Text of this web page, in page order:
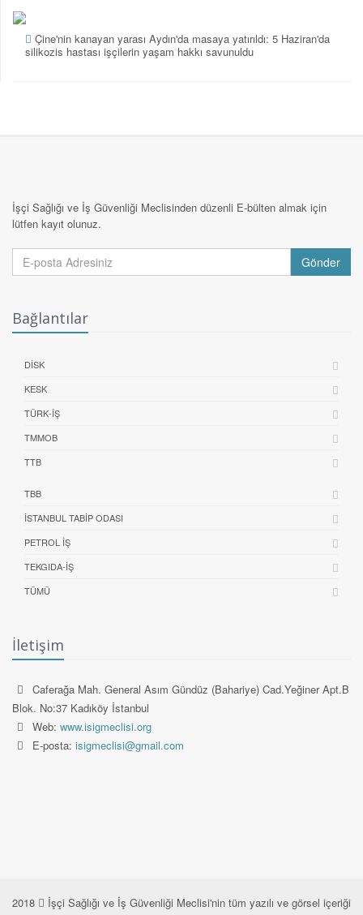
Çine'nin kanayan yarası Aydın'da masaya yatırıldı: 5 Haziran'da
silikozis hastası işçilerin yaşam hakkı savunuldu
İşçi Sağlığı ve İş Güvenliği Meclisinden düzenli E-bülten almak için
lütfen kayıt olunuz.
Gönder
Bağlantılar
DİSK
KESK
TÜRK-İŞ
TMMOB
TTB
TBB
İSTANBUL TABIP ODASI
PETROL İŞ
TEKGIDA-İŞ
TÜMÜ
İletişim
Caferağa Mah. General Asım Gündüz (Bahariye) Cad.Yeğiner Apt.B
Blok. No:37 Kadıköy İstanbul
Web: www.isigmeclisi.org
E-posta: isigmeclisi@gmail.com
2018
İşçi Sağlığı ve İş Güvenliği Meclisi'nin tüm yazılı ve görsel içeriği